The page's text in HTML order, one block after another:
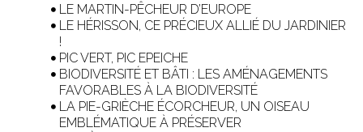
LE MARTIN-PÊCHEUR D’EUROPE
LE HÉRISSON, CE PRÉCIEUX ALLIÉ DU JARDINIER
!
PIC VERT, PIC EPEICHE
BIODIVERSITÉ ET BÂTI : LES AMÉNAGEMENTS
FAVORABLES À LA BIODIVERSITÉ
LA PIE-GRIÈCHE ÉCORCHEUR, UN OISEAU
EMBLÉMATIQUE À PRÉSERVER